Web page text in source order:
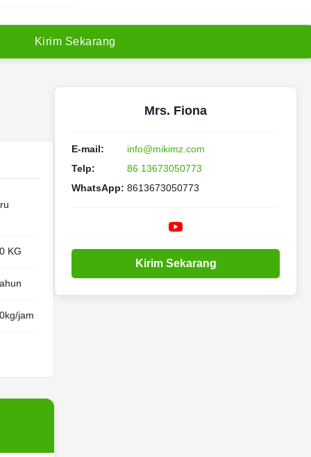
Kirim Sekarang
KG
jam
Mrs. Fiona
E-mail:
info@mikimz.com
Telp:
86 13673050773
WhatsApp: 8613673050773
Kirim Sekarang